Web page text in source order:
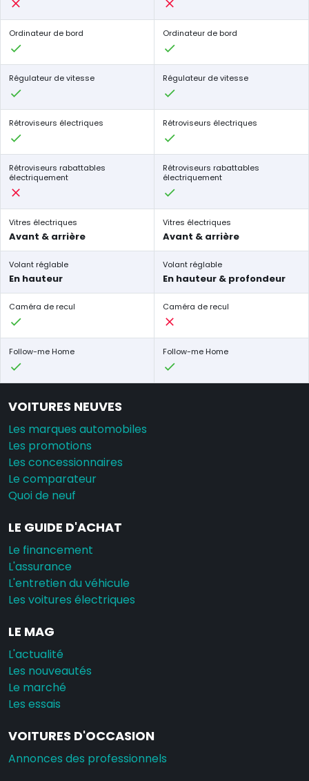
Ordinateur de bord Ordinateur de bord
Régulateur de vitesse Régulateur de vitesse
Rétroviseurs électriques Rétroviseurs électriques
Rétroviseurs rabattables
électriquement
Rétroviseurs rabattables
électriquement
Vitres électriques
Avant & arrière
Vitres électriques
Avant & arrière
Volant réglable
En hauteur
Volant réglable
En hauteur & profondeur
Caméra de recul Caméra de recul
Follow-me Home Follow-me Home
VOITURES NEUVES
Les marques automobiles
Les promotions
Les concessionnaires
Le comparateur
Quoi de neuf
LE GUIDE D'ACHAT
Le financement
L'assurance
L'entretien du véhicule
Les voitures électriques
LE MAG
L'actualité
Les nouveautés
Le marché
Les essais
VOITURES D'OCCASION
Annonces des professionnels